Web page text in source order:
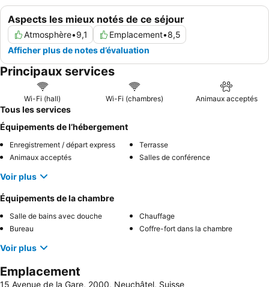
Aspects les mieux notés de ce séjour
Atmosphère•9,1 Emplacement•8,5
Afficher plus de notes d’évaluation
Principaux services
Wi-Fi (hall) Wi-Fi (chambres) Animaux acceptés
Tous les services
Équipements de l’hébergement
Enregistrement / départ express
Terrasse
Animaux acceptés
Salles de conférence
Voir plus
Équipements de la chambre
Salle de bains avec douche
Chauffage
Bureau
Coffre-fort dans la chambre
Voir plus
Emplacement
15 Avenue de la Gare, 2000, Neuchâtel, Suisse